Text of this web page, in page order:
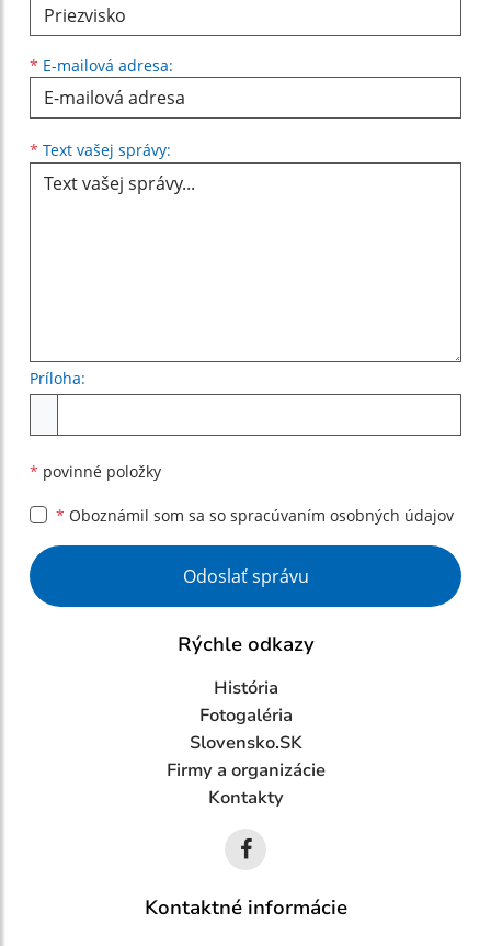
* E-mailová adresa:
* Text vašej správy:
Príloha:
* povinné položky
* Oboznámil som sa so spracúvaním osobných údajov
Google reCaptcha Response
Odoslať správu
Rýchle odkazy
História
Fotogaléria
Slovensko.SK
Firmy a organizácie
Kontakty
Kontaktné informácie